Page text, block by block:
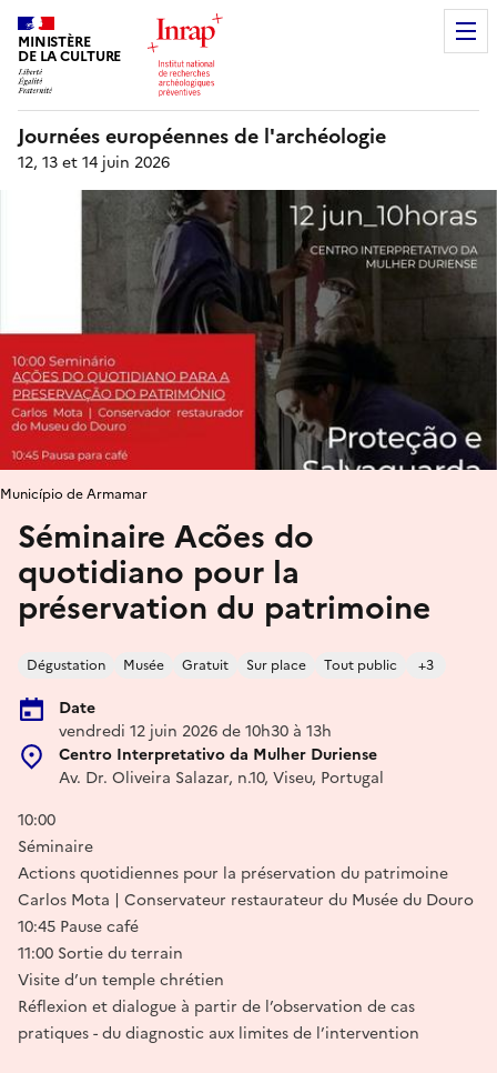
MINISTÈRE
DE LA CULTURE
Journées européennes de l'archéologie
12, 13 et 14 juin 2026
Séminaire Acões do
quotidiano pour la
préservation du patrimoine
Dégustation Musée Gratuit Sur place Tout public +3
Date
vendredi 12 juin 2026 de 10h30 à 13h
Centro Interpretativo da Mulher Duriense
Av. Dr. Oliveira Salazar, n.10, Viseu, Portugal
Município de Armamar
10:00
Séminaire
Actions quotidiennes pour la préservation du patrimoine
Carlos Mota | Conservateur restaurateur du Musée du Douro
10:45 Pause café
11:00 Sortie du terrain
Visite d’un temple chrétien
Réflexion et dialogue à partir de l’observation de cas
pratiques - du diagnostic aux limites de l’intervention